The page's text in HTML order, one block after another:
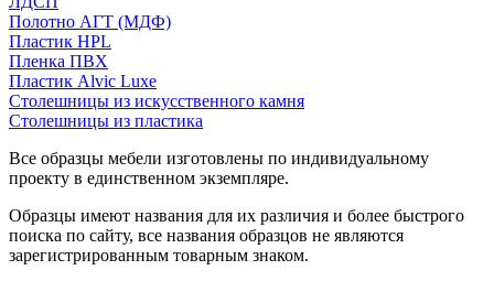
Полотно АГТ (МДФ)
Пластик HPL
Пленка ПВХ
Пластик Alvic Luxe
Столешницы из искусственного камня
Столешницы из пластика
Все образцы мебели изготовлены по индивидуальному
проекту в единственном экземпляре.
Образцы имеют названия для их различия и более быстрого
поиска по сайту, все названия образцов не являются
зарегистрированным товарным знаком.